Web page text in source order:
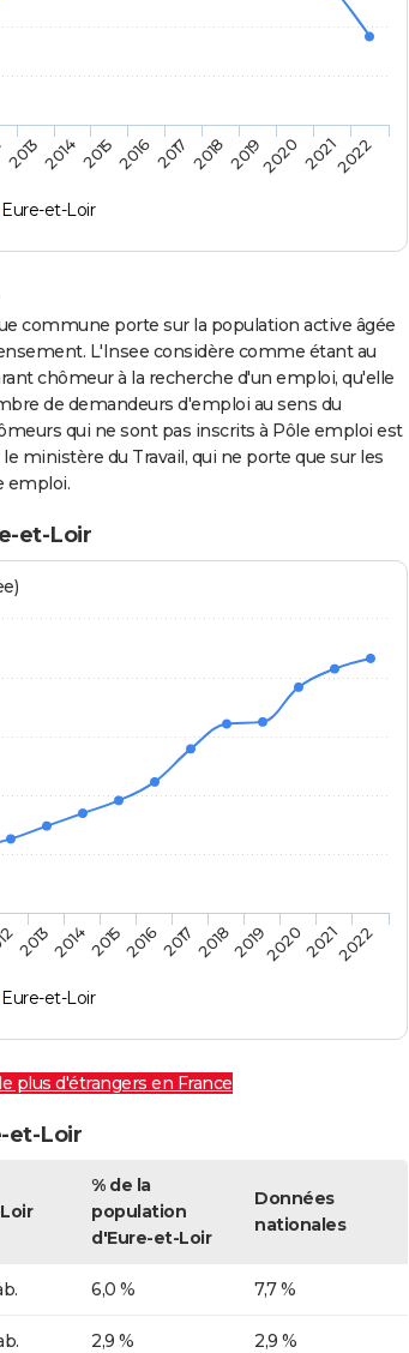
Eure-et-Loir
20132014201520162017 201820192020 20212022
commune porte sur la population active âgée
L'Insee considère comme étant au
chômeur à la recherche d'un emploi, qu'elle
de demandeurs d'emploi au sens du
qui ne sont pas inscrits à Pôle emploi est
ministère du Travail, qui ne porte que sur les
emploi.
et-Loir
Eure-et-Loir
2013201420152016201720182019202020212022
plus d'étrangers en France
et-Loir
% de la
population
d'Eure-et-Loir
Données
nationales
6,0 % 7,7 %
2,9 % 2,9 %